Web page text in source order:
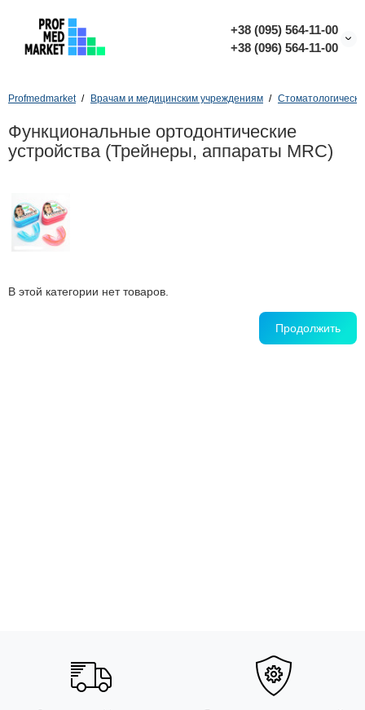
+38 (095) 564-11-00
+38 (096) 564-11-00
Profmedmarket Врачам и медицинским учреждениям
Функциональные ортодонтические
устройства (Трейнеры, аппараты MRC)
В этой категории нет товаров.
Продолжить